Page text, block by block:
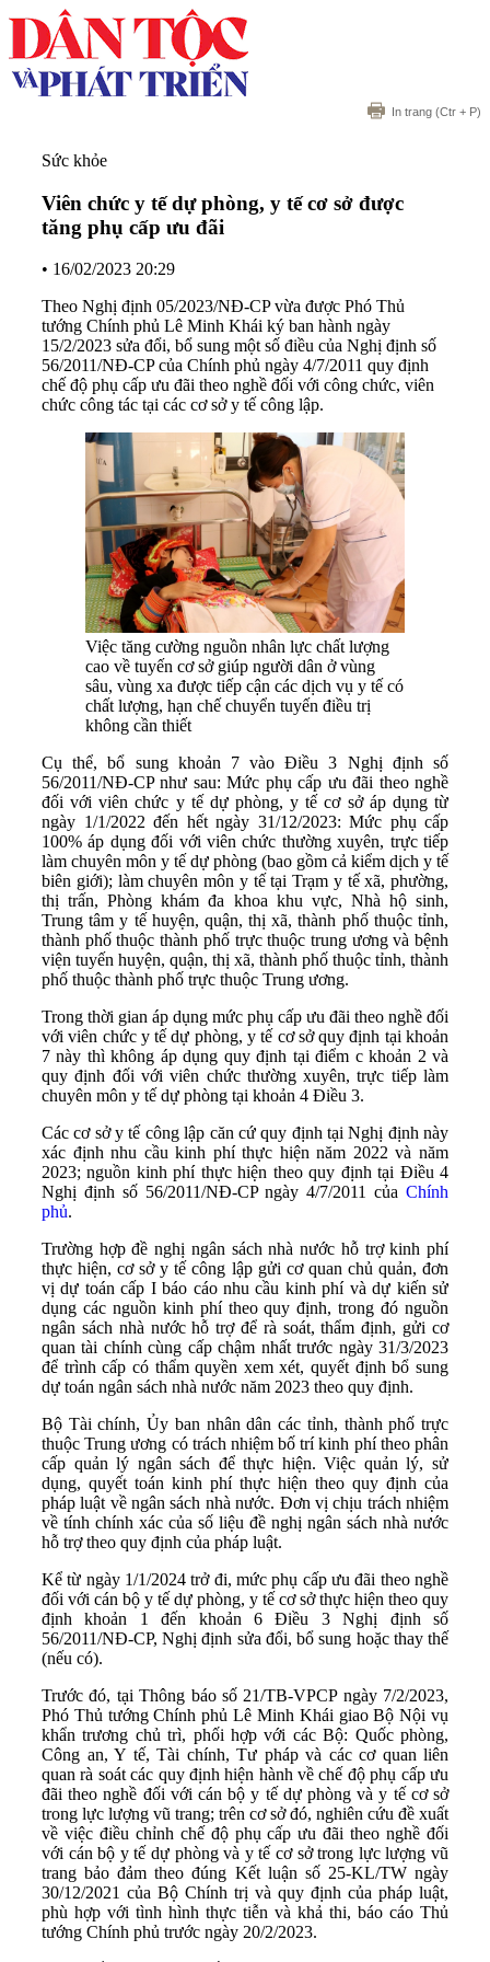
In trang (Ctr + P)
Sức khỏe
Viên chức y tế dự phòng, y tế cơ sở được
tăng phụ cấp ưu đãi
• 16/02/2023 20:29
Theo Nghị định 05/2023/NĐ-CP vừa được Phó Thủ
tướng Chính phủ Lê Minh Khái ký ban hành ngày
15/2/2023 sửa đổi, bổ sung một số điều của Nghị định số
56/2011/NĐ-CP của Chính phủ ngày 4/7/2011 quy định
chế độ phụ cấp ưu đãi theo nghề đối với công chức, viên
chức công tác tại các cơ sở y tế công lập.
Việc tăng cường nguồn nhân lực chất lượng
cao về tuyến cơ sở giúp người dân ở vùng
sâu, vùng xa được tiếp cận các dịch vụ y tế có
chất lượng, hạn chế chuyển tuyến điều trị
không cần thiết
Cụ thể, bổ sung khoản 7 vào Điều 3 Nghị định số
56/2011/NĐ-CP như sau: Mức phụ cấp ưu đãi theo nghề
đối với viên chức y tế dự phòng, y tế cơ sở áp dụng từ
ngày 1/1/2022 đến hết ngày 31/12/2023: Mức phụ cấp
100% áp dụng đối với viên chức thường xuyên, trực tiếp
làm chuyên môn y tế dự phòng (bao gồm cả kiểm dịch y tế
biên giới); làm chuyên môn y tế tại Trạm y tế xã, phường,
thị trấn, Phòng khám đa khoa khu vực, Nhà hộ sinh,
Trung tâm y tế huyện, quận, thị xã, thành phố thuộc tỉnh,
thành phố thuộc thành phố trực thuộc trung ương và bệnh
viện tuyến huyện, quận, thị xã, thành phố thuộc tỉnh, thành
phố thuộc thành phố trực thuộc Trung ương.
Trong thời gian áp dụng mức phụ cấp ưu đãi theo nghề đối
với viên chức y tế dự phòng, y tế cơ sở quy định tại khoản
7 này thì không áp dụng quy định tại điểm c khoản 2 và
quy định đối với viên chức thường xuyên, trực tiếp làm
chuyên môn y tế dự phòng tại khoản 4 Điều 3.
Các cơ sở y tế công lập căn cứ quy định tại Nghị định này
xác định nhu cầu kinh phí thực hiện năm 2022 và năm
2023; nguồn kinh phí thực hiện theo quy định tại Điều 4
Nghị định số 56/2011/NĐ-CP ngày 4/7/2011 của Chính
phủ.
Trường hợp đề nghị ngân sách nhà nước hỗ trợ kinh phí
thực hiện, cơ sở y tế công lập gửi cơ quan chủ quản, đơn
vị dự toán cấp I báo cáo nhu cầu kinh phí và dự kiến sử
dụng các nguồn kinh phí theo quy định, trong đó nguồn
ngân sách nhà nước hỗ trợ để rà soát, thẩm định, gửi cơ
quan tài chính cùng cấp chậm nhất trước ngày 31/3/2023
để trình cấp có thẩm quyền xem xét, quyết định bổ sung
dự toán ngân sách nhà nước năm 2023 theo quy định.
Bộ Tài chính, Ủy ban nhân dân các tỉnh, thành phố trực
thuộc Trung ương có trách nhiệm bố trí kinh phí theo phân
cấp quản lý ngân sách để thực hiện. Việc quản lý, sử
dụng, quyết toán kinh phí thực hiện theo quy định của
pháp luật về ngân sách nhà nước. Đơn vị chịu trách nhiệm
về tính chính xác của số liệu đề nghị ngân sách nhà nước
hỗ trợ theo quy định của pháp luật.
Kể từ ngày 1/1/2024 trở đi, mức phụ cấp ưu đãi theo nghề
đối với cán bộ y tế dự phòng, y tế cơ sở thực hiện theo quy
định khoản 1 đến khoản 6 Điều 3 Nghị định số
56/2011/NĐ-CP, Nghị định sửa đổi, bổ sung hoặc thay thế
(nếu có).
Trước đó, tại Thông báo số 21/TB-VPCP ngày 7/2/2023,
Phó Thủ tướng Chính phủ Lê Minh Khái giao Bộ Nội vụ
khẩn trương chủ trì, phối hợp với các Bộ: Quốc phòng,
Công an, Y tế, Tài chính, Tư pháp và các cơ quan liên
quan rà soát các quy định hiện hành về chế độ phụ cấp ưu
đãi theo nghề đối với cán bộ y tế dự phòng và y tế cơ sở
trong lực lượng vũ trang; trên cơ sở đó, nghiên cứu đề xuất
về việc điều chỉnh chế độ phụ cấp ưu đãi theo nghề đối
với cán bộ y tế dự phòng và y tế cơ sở trong lực lượng vũ
trang bảo đảm theo đúng Kết luận số 25-KL/TW ngày
30/12/2021 của Bộ Chính trị và quy định của pháp luật,
phù hợp với tình hình thực tiễn và khả thi, báo cáo Thủ
tướng Chính phủ trước ngày 20/2/2023.